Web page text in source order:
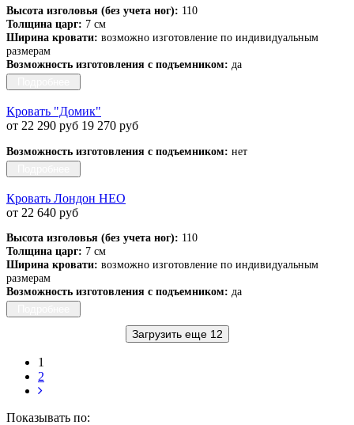
Высота изголовья (без учета ног): 110
Толщина царг: 7 см
Ширина кровати: возможно изготовление по индивидуальным
размерам
Возможность изготовления с подъемником: да
Кровать "Домик"
от 22 290 руб 19 270 руб
Возможность изготовления с подъемником: нет
Кровать Лондон НЕО
от 22 640 руб
Высота изголовья (без учета ног): 110
Толщина царг: 7 см
Ширина кровати: возможно изготовление по индивидуальным
размерам
Возможность изготовления с подъемником: да
Загрузить еще 12
1
2
Показывать по: